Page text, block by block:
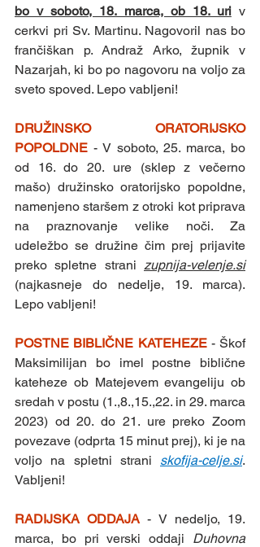
bo v soboto, 18. marca, ob 18. uri v
cerkvi pri Sv. Martinu. Nagovoril nas bo
frančiškan p. Andraž Arko, župnik v
Nazarjah, ki bo po nagovoru na voljo za
sveto spoved. Lepo vabljeni!
DRUŽINSKO ORATORIJSKO
POPOLDNE - V soboto, 25. marca, bo
od 16. do 20. ure (sklep z večerno
mašo) družinsko oratorijsko popoldne,
namenjeno staršem z otroki kot priprava
na praznovanje velike noči. Za
udeležbo se družine čim prej prijavite
preko spletne strani zupnija-velenje.si
(najkasneje do nedelje, 19. marca).
Lepo vabljeni!
POSTNE BIBLIČNE KATEHEZE - Škof
Maksimilijan bo imel postne biblične
kateheze ob Matejevem evangeliju ob
sredah v postu (1.,8.,15.,22. in 29. marca
2023) od 20. do 21. ure preko Zoom
povezave (odprta 15 minut prej), ki je na
voljo na spletni strani skofija-celje.si.
Vabljeni!
RADIJSKA ODDAJA - V nedeljo, 19.
marca, bo pri verski oddaji Duhovna